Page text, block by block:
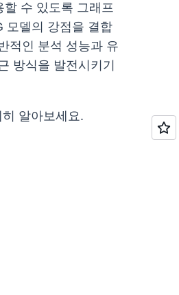
수 있도록 그래프
모델의 강점을 결합
적인 분석 성능과 유
방식을 발전시키기
알아보세요.